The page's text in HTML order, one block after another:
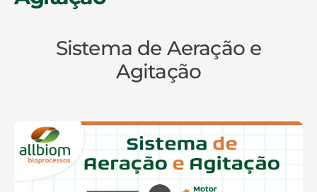
Sistema de Aeração e
Agitação